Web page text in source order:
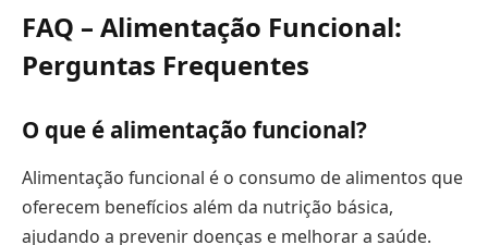
FAQ – Alimentação Funcional:
Perguntas Frequentes
O que é alimentação funcional?
Alimentação funcional é o consumo de alimentos que
oferecem benefícios além da nutrição básica,
ajudando a prevenir doenças e melhorar a saúde.